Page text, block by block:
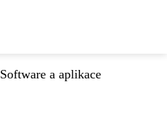
Software a aplikace